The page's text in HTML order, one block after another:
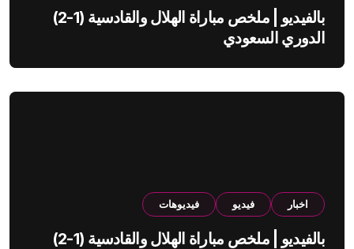
بالفيديو | ملخص مباراة الهلال والقادسية (1-2)
الدوري السعودي
اخبار فيديو فيديوهات
بالفيديو | ملخص مباراة الهلال والقادسية (1-2)